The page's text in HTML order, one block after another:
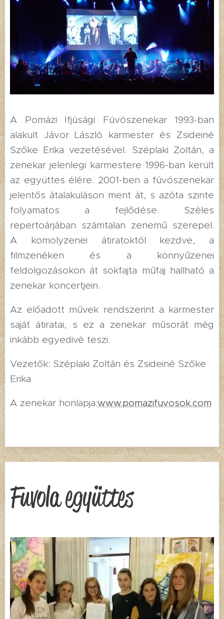
A Pomázi Ifjúsági Fúvószenekar 1993-ban
alakult Jávor László karmester és Zsideiné
Szőke Erika vezetésével. Széplaki Zoltán, a
zenekar jelenlegi karmestere 1996-ban került
az együttes élére. 2001-ben a fúvószenekar
jelentős átalakuláson ment át, s azóta szinte
folyamatos a fejlődése. Széles
repertoárjában számtalan zenemű szerepel.
A komolyzenei átiratoktól kezdve, a
filmzenéken és a könnyűzenei
feldolgozásokon át sokfajta műfaj hallható a
zenekar koncertjein.
Az előadott művek rendszerint a karmester
saját átiratai, s ez a zenekar műsorát még
inkább egyedivé teszi.
Vezetők: Széplaki Zoltán és Zsideiné Szőke
Erika
A zenekar honlapja:www.pomazifuvosok.com
Fuvola együttes